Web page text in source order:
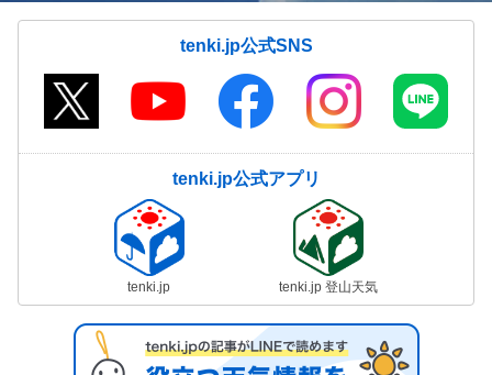
tenki.jp公式SNS
tenki.jp公式アプリ
tenki.jp tenki.jp 登山天気